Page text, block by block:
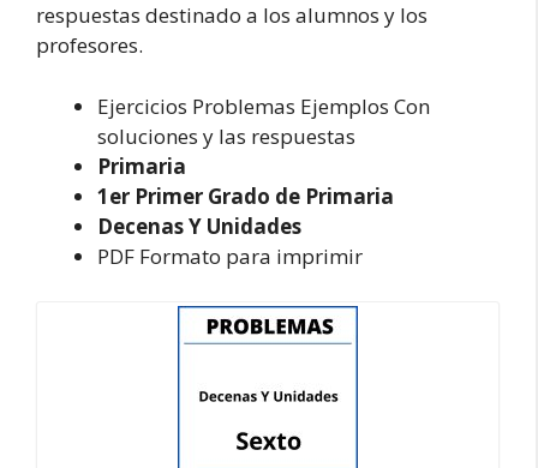
respuestas destinado a los alumnos y los
profesores.
Ejercicios Problemas Ejemplos Con
soluciones y las respuestas
Primaria
1er Primer Grado de Primaria
Decenas Y Unidades
PDF Formato para imprimir